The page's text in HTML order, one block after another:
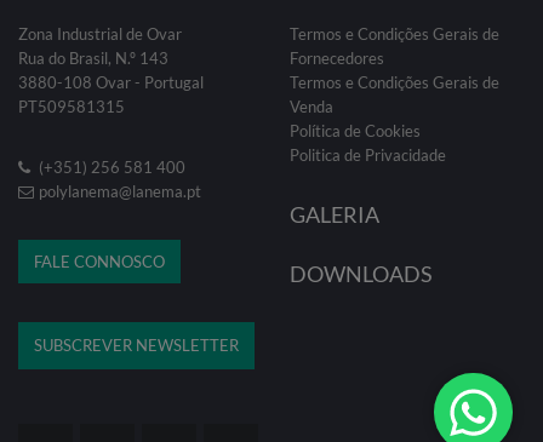
Zona Industrial de Ovar
Rua do Brasil, N.º 143
3880-108 Ovar - Portugal
PT509581315
(+351) 256 581 400
polylanema@lanema.pt
FALE CONNOSCO
Termos e Condições Gerais de
Fornecedores
Termos e Condições Gerais de
Venda
Política de Cookies
Politica de Privacidade
GALERIA
DOWNLOADS
SUBSCREVER NEWSLETTER